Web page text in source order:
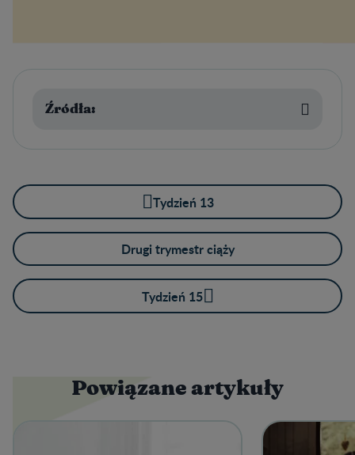
Źródła:
Tydzień 13
Drugi trymestr ciąży
Tydzień 15
Powiązane artykuły